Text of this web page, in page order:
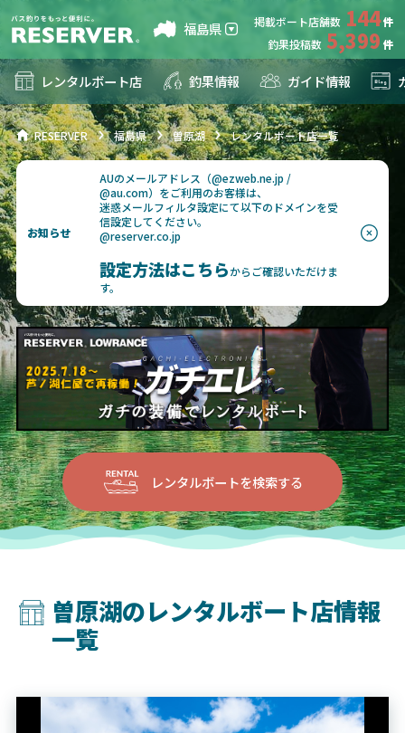
福島県 掲載ボート店舗数 144
釣果投稿数 5,399
レンタルボート店 釣果情報 ガイド情報
RESERVER 福島県 曽原湖 レンタルボート店一覧
お知らせ
AUのメールアドレス（@ezweb.ne.jp /
@au.com）をご利用のお客様は、
迷惑メールフィルタ設定にて以下のドメインを受
信設定してください。
@reserver.co.jp
設定方法はこちらからご確認いただけま
す。
レンタルボートを検索する
曽原湖のレンタルボート店情報
一覧